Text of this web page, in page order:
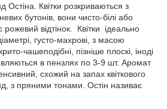
Остіна. Квітки розкриваються з
бутонів, вони чисто-білі або
рожевий відтінок. Квітки ідеально
густо-махрові, з масою
чашеподібні, пізніше плоскі, іноді
в пензлях по 3-9 шт. Аромат
схожий на запах квіткового
з пряними тонами. Остін називає